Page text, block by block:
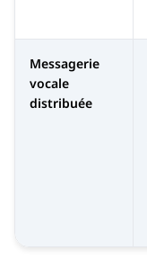
Messagerie
vocale
distribuée